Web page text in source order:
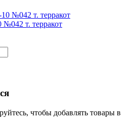
№042 т. терракот
чтобы добавлять товары в